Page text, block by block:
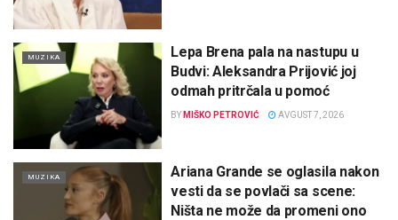
MUZIKA
Lepa Brena pala na nastupu u
Budvi: Aleksandra Prijović joj
odmah pritrčala u pomoć
BY MIŠKO PETROVIĆ AVGUST 7, 2026
MUZIKA
Ariana Grande se oglasila nakon
vesti da se povlači sa scene:
Ništa ne može da promeni ono